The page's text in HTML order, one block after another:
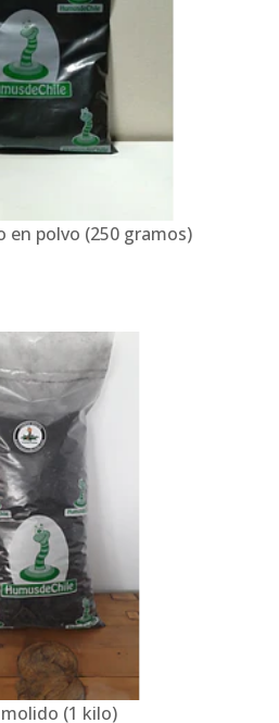
en polvo (250 gramos)
(1 kilo)